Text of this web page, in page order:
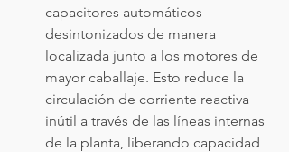
capacitores automáticos
desintonizados de manera
localizada junto a los motores de
mayor caballaje. Esto reduce la
circulación de corriente reactiva
inútil a través de las líneas internas
de la planta, liberando capacidad